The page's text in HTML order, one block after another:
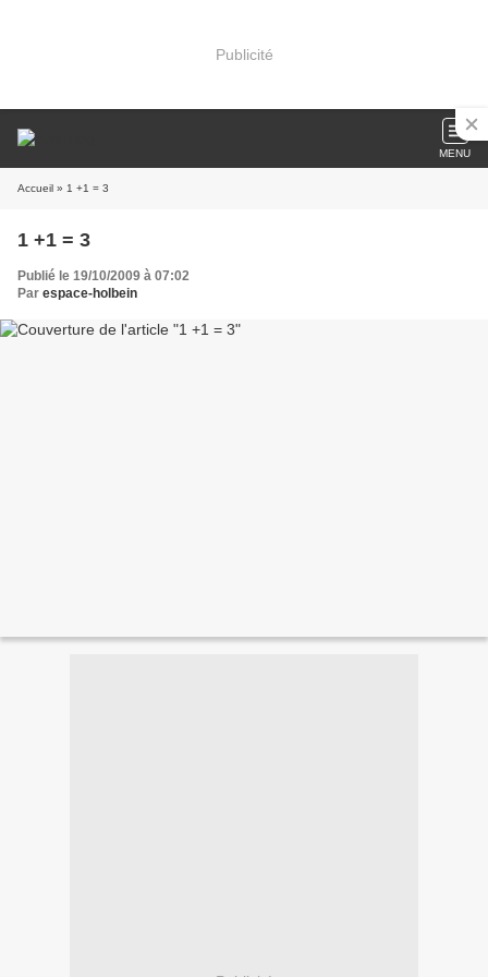
Publicité
MENU
Accueil » 1 +1 = 3
1 +1 = 3
Publié le 19/10/2009 à 07:02
Par espace-holbein